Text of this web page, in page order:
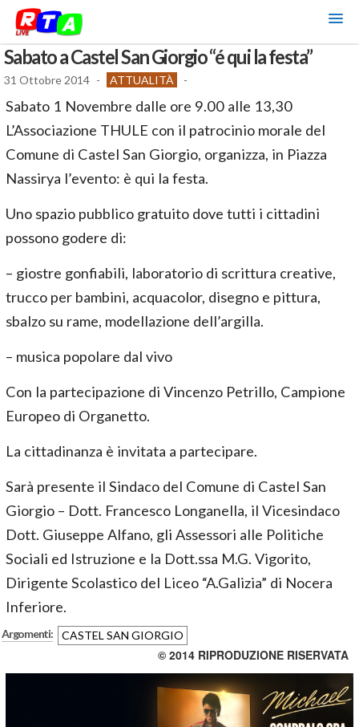
Sabato a Castel San Giorgio “é qui la festa”
31 Ottobre 2014 - ATTUALITÀ -
Sabato 1 Novembre dalle ore 9.00 alle 13,30
L’Associazione THULE con il patrocinio morale del
Comune di Castel San Giorgio, organizza, in Piazza
Nassirya l’evento: è qui la festa.
Uno spazio pubblico gratuito dove tutti i cittadini
possono godere di:
– giostre gonfiabili, laboratorio di scrittura creative,
trucco per bambini, acquacolor, disegno e pittura,
sbalzo su rame, modellazione dell’argilla.
– musica popolare dal vivo
Con la partecipazione di Vincenzo Petrillo, Campione
Europeo di Organetto.
La cittadinanza è invitata a partecipare.
Sarà presente il Sindaco del Comune di Castel San
Giorgio – Dott. Francesco Longanella, il Vicesindaco
Dott. Giuseppe Alfano, gli Assessori alle Politiche
Sociali ed Istruzione e la Dott.ssa M.G. Vigorito,
Dirigente Scolastico del Liceo “A.Galizia” di Nocera
Inferiore.
Argomenti: CASTEL SAN GIORGIO
© 2014 RIPRODUZIONE RISERVATA